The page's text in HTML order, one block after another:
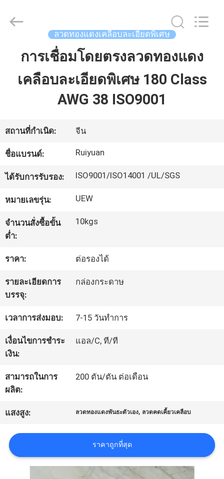
บ้าน
ผลิตภัณฑ์
วิดีโอ
เกี่ยว
กับ
เรา
ทัวร์
โรงงาน
ควบคุม
คุณภาพ
ติดต่อ
เรา
ข่าว
Electric
Material
Reserved.
ลวดทองแดงเคลือบละเอียดพิเศษ
การเชื่อมโดยตรงลวดทองแดง
เคลือบละเอียดพิเศษ 180 Class
AWG 38 ISO9001
สถานที่กำเนิด: จีน
ชื่อแบรนด์: Ruiyuan
ได้รับการรับรอง: ISO9001/ISO14001 /UL/SGS
หมายเลขรุ่น: UEW
จำนวนสั่งซื้อขั้น
ต่ำ:
10kgs
ราคา: ต่อรองได้
รายละเอียดการ
บรรจุ:
กล่องกระดาษ
เวลาการส่งมอบ: 7-15 วันทำการ
เงื่อนไขการชำระ
เงิน:
แอล/C, ที/ที
สามารถในการ
ผลิต:
200 ตัน/ตัน ต่อเดือน
แสงสูง: ลวดทองแดงพันธะตัวเอง, ลวดคดเคี้ยวเคลือบ
ราคาถูกที่สุด